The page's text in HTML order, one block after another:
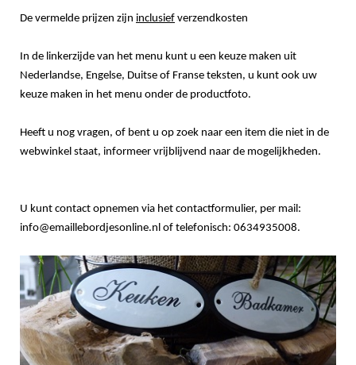
De vermelde prijzen zijn inclusief verzendkosten
In de linkerzijde van het menu kunt u een keuze maken uit
Nederlandse, Engelse, Duitse of Franse teksten, u kunt ook uw
keuze maken in het menu onder de productfoto.
Heeft u nog vragen, of bent u op zoek naar een item die niet in de
webwinkel staat, informeer vrijblijvend naar de mogelijkheden.
U kunt contact opnemen via het contactformulier, per mail:
info@emaillebordjesonline.nl of telefonisch: 0634935008.